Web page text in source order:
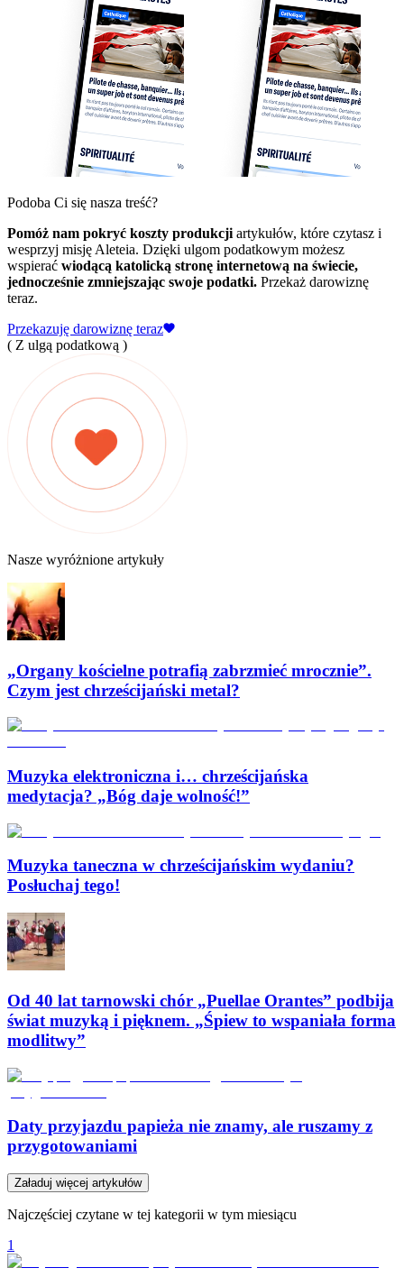
Podoba Ci się nasza treść?
Pomóż nam pokryć koszty produkcji artykułów, które czytasz i
wesprzyj misję Aleteia. Dzięki ulgom podatkowym możesz
wspierać wiodącą katolicką stronę internetową na świecie,
jednocześnie zmniejszając swoje podatki. Przekaż darowiznę
teraz.
Przekazuję darowiznę teraz
( Z ulgą podatkową )
Nasze wyróżnione artykuły
„Organy kościelne potrafią zabrzmieć mrocznie”.
Czym jest chrześcijański metal?
Muzyka elektroniczna i… chrześcijańska
medytacja? „Bóg daje wolność!”
Muzyka taneczna w chrześcijańskim wydaniu?
Posłuchaj tego!
Od 40 lat tarnowski chór „Puellae Orantes” podbija
świat muzyką i pięknem. „Śpiew to wspaniała forma
modlitwy”
Daty przyjazdu papieża nie znamy, ale ruszamy z
przygotowaniami
Załaduj więcej artykułów
Najczęściej czytane w tej kategorii w tym miesiącu
1